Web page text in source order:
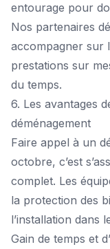
entourage pour
Nos partenaires
accompagner sur
prestations sur
du temps.
6. Les avantages
déménagement
Faire appel à un
octobre, c’est
complet. Les
la protection des
l’installation dans
Gain de temps et